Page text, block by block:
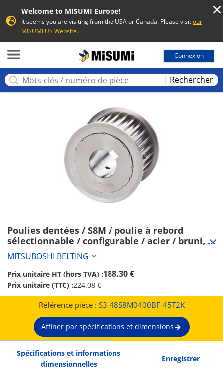
Welcome to MISUMI Europe!
It seems you are visiting from the USA or Canada. Please visitour
MISUMI US Website.
Connexion
Rechercher
Poulies dentées / S8M / poulie à rebord
sélectionnable / configurable / acier / bruni,
nickelé chimiquement / S8M0400 (S3-
48S8M0400BF-45T2K)
MITSUBOSHI BELTING
Prix unitaire HT (hors TVA) :188.30 €
Prix unitaire (TTC) :224.08 €
Référence pièce : S3-48S8M0400BF-45T2K
Affiner par spécifications et dimensions
Spécifications et informations
dimensionnelles
Enregistrer